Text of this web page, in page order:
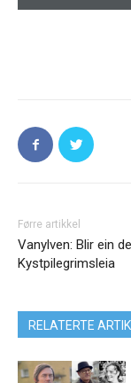
Førre artikkel
Vanylven: Blir ein
Kystpilegrimsleia
RELATERTE